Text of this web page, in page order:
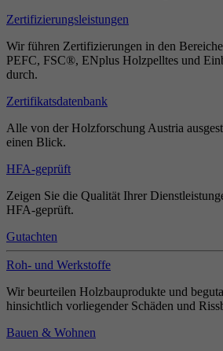
Zertifizierungsleistungen
Wir führen Zertifizierungen in den
PEFC, FSC®, ENplus Holzpelltes und
durch.
Zertifikatsdatenbank
Alle von der Holzforschung Austria
einen Blick.
HFA-geprüft
Zeigen Sie die Qualität Ihrer
HFA-geprüft.
Gutachten
Roh- und Werkstoffe
Wir beurteilen Holzbauprodukte und
hinsichtlich vorliegender Schäden und
Bauen & Wohnen